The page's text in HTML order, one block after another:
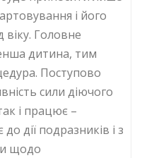
і його
віку. Головне
дитина, тим
Поступово
сили діючого
і працює –
дії подразників і з
щодо